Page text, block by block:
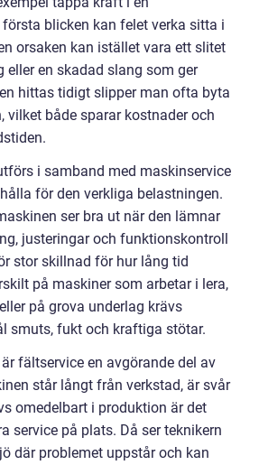
blicken kan felet verka sitta i
orsaken kan istället vara ett slitet
eller en skadad slang som ger
hittas tidigt slipper man ofta byta
vilket både sparar kostnader och
i samband med maskinservice
för den verkliga belastningen.
ser bra ut när den lämnar
justeringar och funktionskontroll
stor skillnad för hur lång tid
på maskiner som arbetar i lera,
på grova underlag krävs
smuts, fukt och kraftiga stötar.
fältservice en avgörande del av
står långt från verkstad, är svår
omedelbart i produktion är det
service på plats. Då ser teknikern
där problemet uppstår och kan